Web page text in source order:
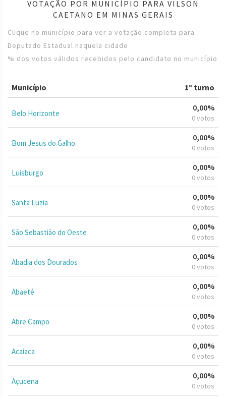
VOTAÇÃO POR MUNICÍPIO PARA VILSON
CAETANO EM MINAS GERAIS
Clique no município para ver a votação completa para
Deputado Estadual naquela cidade
% dos votos válidos recebidos pelo candidato no município
Município 1º turno
Belo Horizonte
0,00%
0 votos
Bom Jesus do Galho
0,00%
0 votos
Luisburgo
0,00%
0 votos
Santa Luzia
0,00%
0 votos
São Sebastião do Oeste
0,00%
0 votos
Abadia dos Dourados
0,00%
0 votos
Abaeté
0,00%
0 votos
Abre Campo
0,00%
0 votos
Acaiaca
0,00%
0 votos
Açucena
0,00%
0 votos